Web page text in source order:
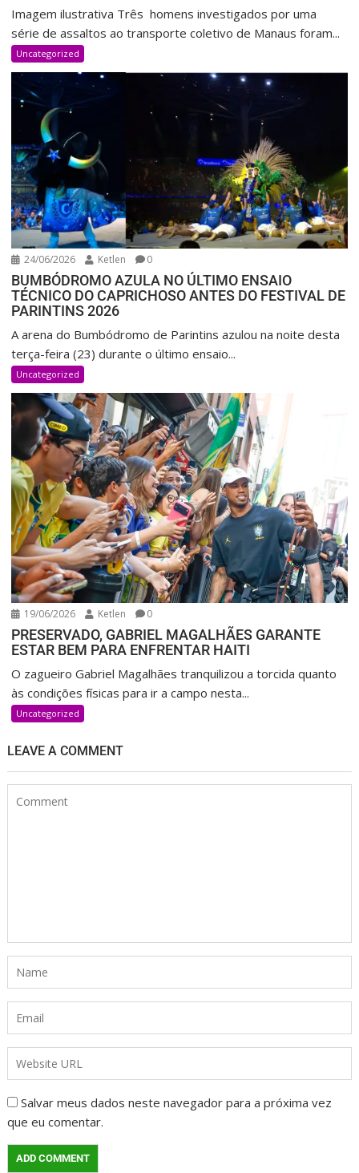
Imagem ilustrativa Três homens investigados por uma
série de assaltos ao transporte coletivo de Manaus foram...
Uncategorized
24/06/2026 Ketlen 0
BUMBÓDROMO AZULA NO ÚLTIMO ENSAIO
TÉCNICO DO CAPRICHOSO ANTES DO FESTIVAL DE
PARINTINS 2026
A arena do Bumbódromo de Parintins azulou na noite desta
terça-feira (23) durante o último ensaio...
Uncategorized
19/06/2026 Ketlen 0
PRESERVADO, GABRIEL MAGALHÃES GARANTE
ESTAR BEM PARA ENFRENTAR HAITI
O zagueiro Gabriel Magalhães tranquilizou a torcida quanto
às condições físicas para ir a campo nesta...
Uncategorized
LEAVE A COMMENT
Salvar meus dados neste navegador para a próxima vez
que eu comentar.